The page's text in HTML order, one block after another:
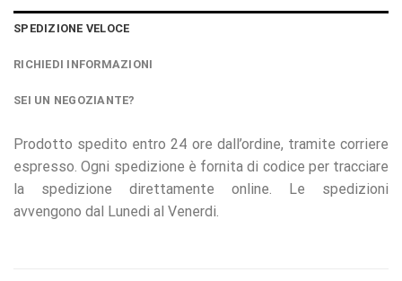
SPEDIZIONE VELOCE
RICHIEDI INFORMAZIONI
SEI UN NEGOZIANTE?
Prodotto spedito entro 24 ore dall’ordine, tramite corriere
espresso. Ogni spedizione è fornita di codice per tracciare
la spedizione direttamente online. Le spedizioni
avvengono dal Lunedi al Venerdi.